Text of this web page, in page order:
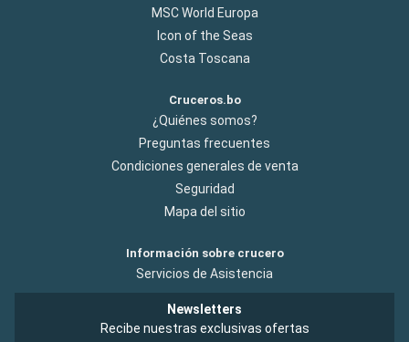
MSC World Europa
Icon of the Seas
Costa Toscana
Cruceros.bo
¿Quiénes somos?
Preguntas frecuentes
Condiciones generales de venta
Seguridad
Mapa del sitio
Información sobre crucero
Servicios de Asistencia
Newsletters
Recibe nuestras exclusivas ofertas